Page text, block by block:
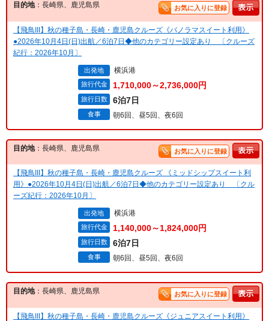
目的地：長崎県、鹿児島県 お気に入りに登録
【飛鳥III】秋の種子島・長崎・鹿児島クルーズ《パノラマスイート利用》
●2026年10月4日(日)出航／6泊7日◆他のカテゴリー設定あり 〔クルーズ
紀行：2026年10月〕
出発地 横浜港
旅行代金 1,710,000～2,736,000円
旅行日数 6泊7日
食事 朝6回、昼5回、夜6回
目的地：長崎県、鹿児島県 お気に入りに登録
【飛鳥III】秋の種子島・長崎・鹿児島クルーズ 《ミッドシップスイート利
用》●2026年10月4日(日)出航／6泊7日◆他のカテゴリー設定あり 〔クル
ーズ紀行：2026年10月〕
出発地 横浜港
旅行代金 1,140,000～1,824,000円
旅行日数 6泊7日
食事 朝6回、昼5回、夜6回
目的地：長崎県、鹿児島県 お気に入りに登録
【飛鳥III】秋の種子島・長崎・鹿児島クルーズ《ジュニアスイート利用》